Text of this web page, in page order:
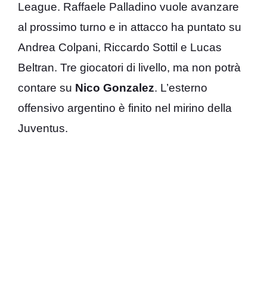
League. Raffaele Palladino vuole avanzare
al prossimo turno e in attacco ha puntato su
Andrea Colpani, Riccardo Sottil e Lucas
Beltran. Tre giocatori di livello, ma non potrà
contare su Nico Gonzalez. L’esterno
offensivo argentino è finito nel mirino della
Juventus.